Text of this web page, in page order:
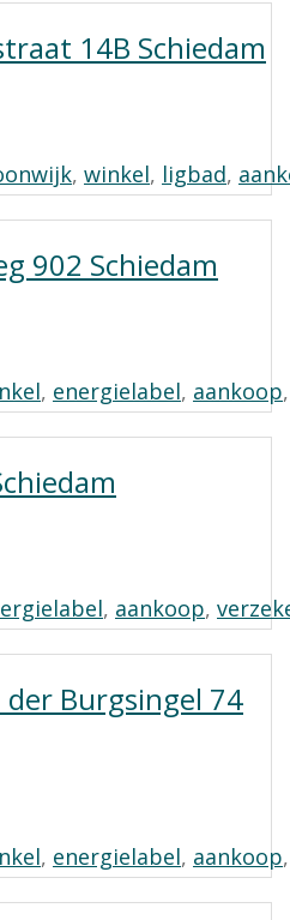
14B Schiedam
, winkel, ligbad,
902 Schiedam
, energielabel, aankoop
, aankoop,
der Burgsingel 74
, energielabel, aankoop